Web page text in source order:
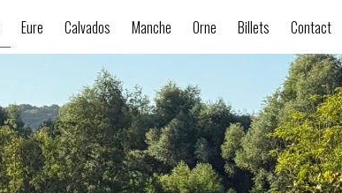
Eure Calvados Manche Orne Billets Contact